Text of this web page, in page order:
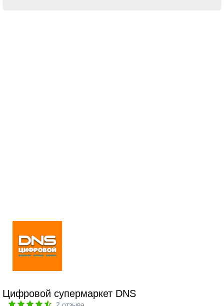
Цифровой супермаркет DNS